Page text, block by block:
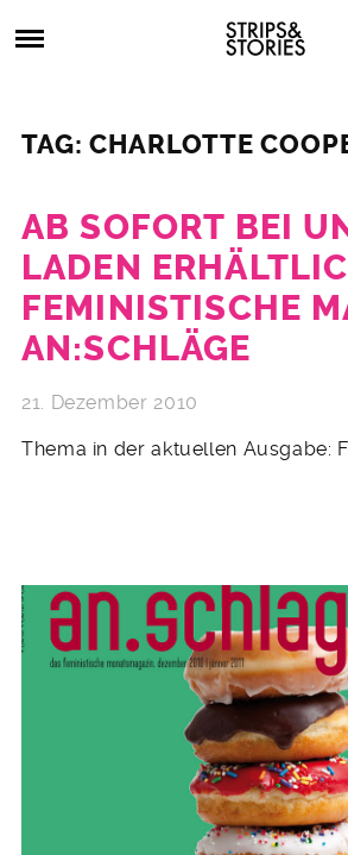
to
Strips
&
Stories
Comics,
TAG: CHARLOTTE
AB SOFORT BEI
LADEN
FEMINISTISCHE
AN:SCHLÄGE
21. Dezember 2010
Thema in der aktuellen Ausgabe: